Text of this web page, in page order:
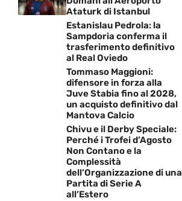
Ataturk di Istanbul
Estanislau Pedrola: la
Sampdoria conferma il
trasferimento definitivo
al Real Oviedo
Tommaso Maggioni:
difensore in forza alla
Juve Stabia fino al 2028,
un acquisto definitivo dal
Mantova Calcio
Chivu e il Derby Speciale:
Perché i Trofei d’Agosto
Non Contano e la
Complessità
dell’Organizzazione di una
Partita di Serie A
all’Estero